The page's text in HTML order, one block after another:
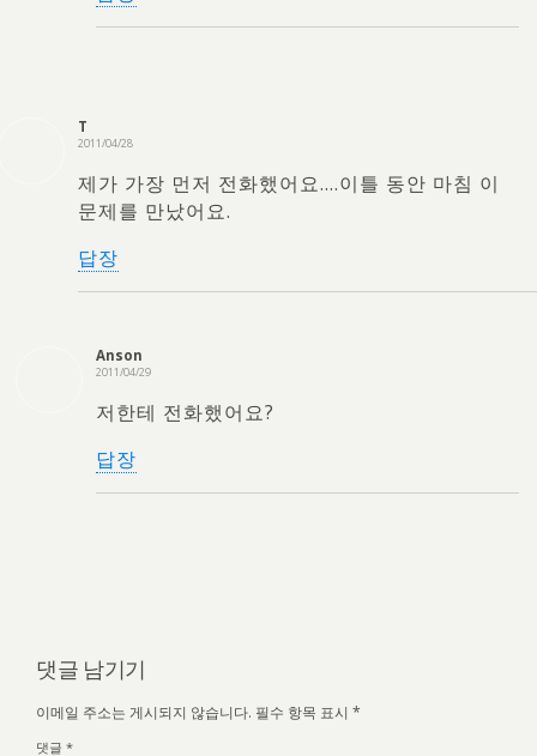
T
2011/04/28
제가 가장 먼저 전화했어요.…이틀 동안 마침 이
문제를 만났어요.
답장
Anson
2011/04/29
저한테 전화했어요?
답장
댓글 남기기
이메일 주소는 게시되지 않습니다. 필수 항목 표시 *
댓글 *